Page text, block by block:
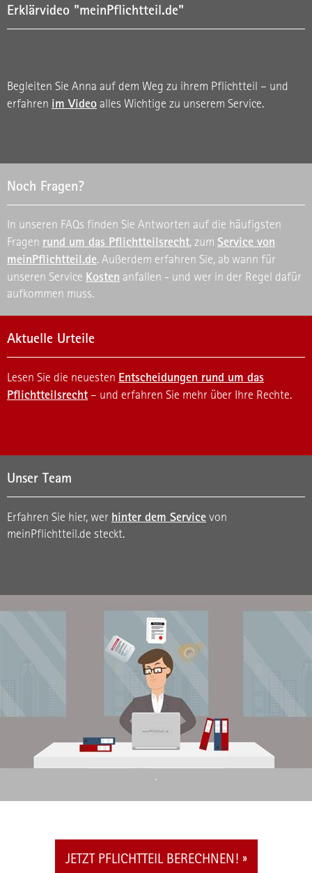
Erklärvideo "meinPflichtteil.de"
Begleiten Sie Anna auf dem Weg zu ihrem Pflichtteil – und
erfahren im Videoalles Wichtige zu unserem Service.
Noch Fragen?
In unseren FAQs finden Sie Antworten auf die häufigsten
Fragen rund um das Pflichtteilsrecht, zum Service von
meinPflichtteil.de. Außerdem erfahren Sie, ab wann für
unseren Service Kosten anfallen - und wer in der Regel dafür
aufkommen muss.
Aktuelle Urteile
Lesen Sie die neuesten Entscheidungen rund um das
Pflichtteilsrecht – und erfahren Sie mehr über Ihre Rechte.
Unser Team
Erfahren Sie hier, wer hinter dem Servicevon
meinPflichtteil.de steckt.
JETZT PFLICHTTEIL BERECHNEN!